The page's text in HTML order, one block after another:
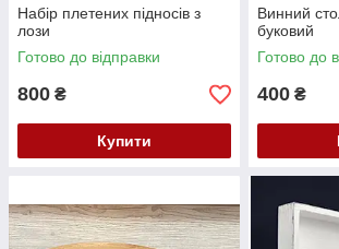
Набір плетених підносів з
лози
Готово до відправки
800 ₴
Купити
Винний
буковий
Готово до
400 ₴